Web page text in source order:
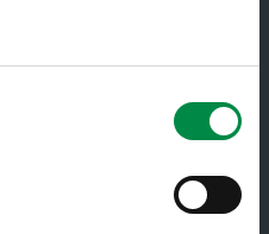
Identità
dei